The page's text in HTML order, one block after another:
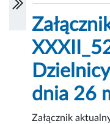
dnia 26
Załącznik